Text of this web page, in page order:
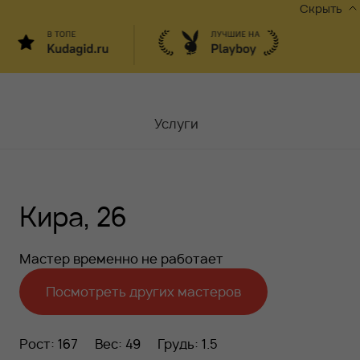
Скрыть
Услуги
Акции
Вакансии
Блог
Кира, 26
Мастер временно не работает
Посмотреть других мастеров
Рост: 167 Вес: 49 Грудь: 1.5